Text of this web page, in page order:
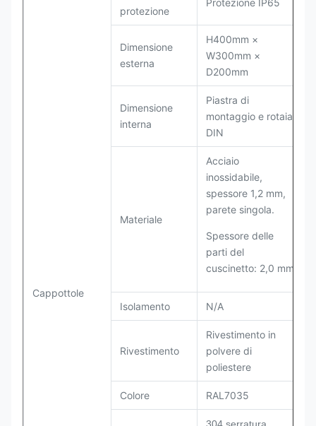
Cappottole
protezione
Dimensione
esterna
H400mm ×
W300mm ×
D200mm
Dimensione
interna
Piastra di
montaggio e rotaia
DIN
Materiale
Acciaio
inossidabile,
spessore 1,2 mm,
parete singola.
Spessore delle
parti del
cuscinetto: 2,0 mm
Isolamento N/A
Rivestimento
Rivestimento in
polvere di
poliestere
Colore RAL7035
304 serratura